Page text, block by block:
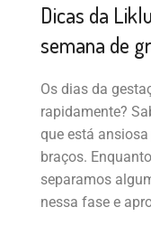
Dicas da
semana de
Os dias da
rapidamente?
que está
braços.
separamos
nessa fase e